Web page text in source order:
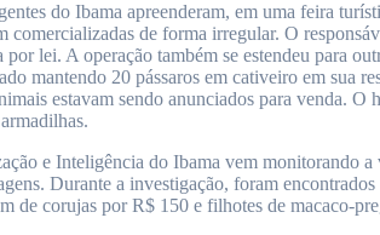
do Ibama apreenderam, em uma feira
comercializadas de forma irregular. O
lei. A operação também se estendeu para
mantendo 20 pássaros em cativeiro em sua
estavam sendo anunciados para venda. O
e Inteligência do Ibama vem monitorando a
Durante a investigação, foram
de corujas por R$ 150 e filhotes de macaco-